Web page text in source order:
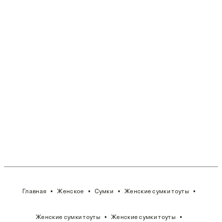
Главная Женское Сумки Женские сумки тоуты
Женские сумки тоуты Женские сумки тоуты